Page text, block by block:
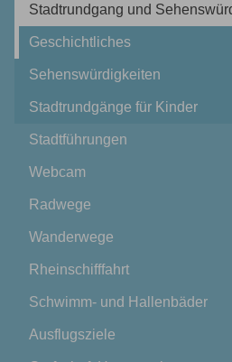
Stadtrundgang und
Geschichtliches
Sehenswürdigkeiten
Stadtrundgänge für Kinder
Stadtführungen
Webcam
Radwege
Wanderwege
Rheinschifffahrt
Schwimm- und Hallenbäder
Ausflugsziele